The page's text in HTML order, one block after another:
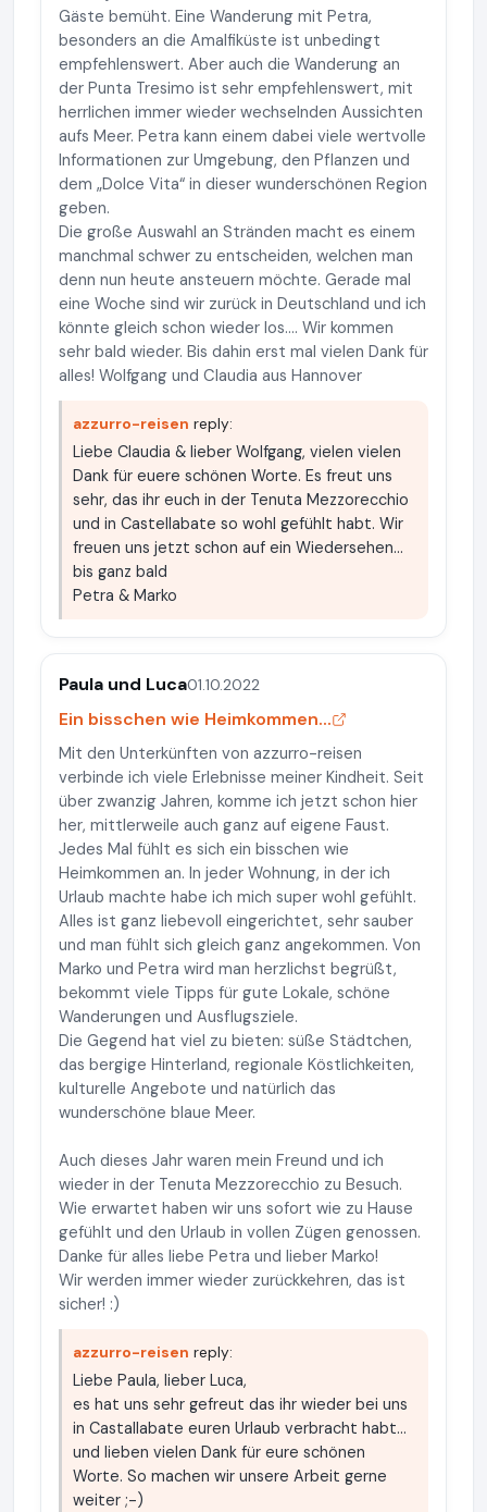
Gäste bemüht. Eine Wanderung mit Petra,
besonders an die Amalfiküste ist unbedingt
empfehlenswert. Aber auch die Wanderung an
der Punta Tresimo ist sehr empfehlenswert, mit
herrlichen immer wieder wechselnden Aussichten
aufs Meer. Petra kann einem dabei viele wertvolle
Informationen zur Umgebung, den Pflanzen und
dem „Dolce Vita“ in dieser wunderschönen Region
geben.
Die große Auswahl an Stränden macht es einem
manchmal schwer zu entscheiden, welchen man
denn nun heute ansteuern möchte. Gerade mal
eine Woche sind wir zurück in Deutschland und ich
könnte gleich schon wieder los.... Wir kommen
sehr bald wieder. Bis dahin erst mal vielen Dank für
alles! Wolfgang und Claudia aus Hannover
azzurro-reisen reply:
Liebe Claudia & lieber Wolfgang, vielen vielen
Dank für euere schönen Worte. Es freut uns
sehr, das ihr euch in der Tenuta Mezzorecchio
und in Castellabate so wohl gefühlt habt. Wir
freuen uns jetzt schon auf ein Wiedersehen...
bis ganz bald
Petra & Marko
Paula und Luca01.10.2022
Ein bisschen wie Heimkommen...
Mit den Unterkünften von azzurro-reisen
verbinde ich viele Erlebnisse meiner Kindheit. Seit
über zwanzig Jahren, komme ich jetzt schon hier
her, mittlerweile auch ganz auf eigene Faust.
Jedes Mal fühlt es sich ein bisschen wie
Heimkommen an. In jeder Wohnung, in der ich
Urlaub machte habe ich mich super wohl gefühlt.
Alles ist ganz liebevoll eingerichtet, sehr sauber
und man fühlt sich gleich ganz angekommen. Von
Marko und Petra wird man herzlichst begrüßt,
bekommt viele Tipps für gute Lokale, schöne
Wanderungen und Ausflugsziele.
Die Gegend hat viel zu bieten: süße Städtchen,
das bergige Hinterland, regionale Köstlichkeiten,
kulturelle Angebote und natürlich das
wunderschöne blaue Meer.
Auch dieses Jahr waren mein Freund und ich
wieder in der Tenuta Mezzorecchio zu Besuch.
Wie erwartet haben wir uns sofort wie zu Hause
gefühlt und den Urlaub in vollen Zügen genossen.
Danke für alles liebe Petra und lieber Marko!
Wir werden immer wieder zurückkehren, das ist
sicher! :)
azzurro-reisen reply:
Liebe Paula, lieber Luca,
es hat uns sehr gefreut das ihr wieder bei uns
in Castallabate euren Urlaub verbracht habt...
und lieben vielen Dank für eure schönen
Worte. So machen wir unsere Arbeit gerne
weiter ;-)